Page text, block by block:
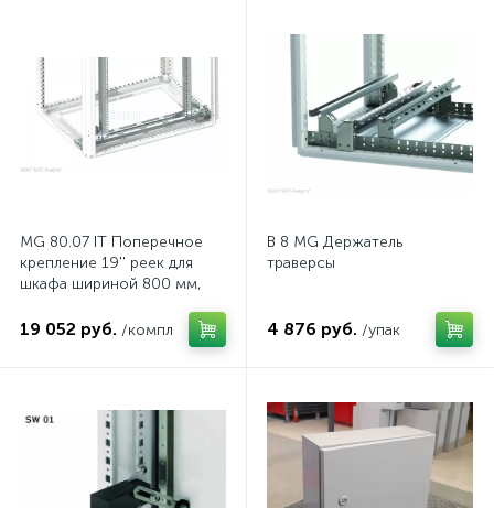
MG 80.07 IT Поперечное
крепление 19'' реек для
шкафа шириной 800 мм,
19 052 руб. /компл
B 8 MG Держатель
траверсы
4 876 руб. /упак